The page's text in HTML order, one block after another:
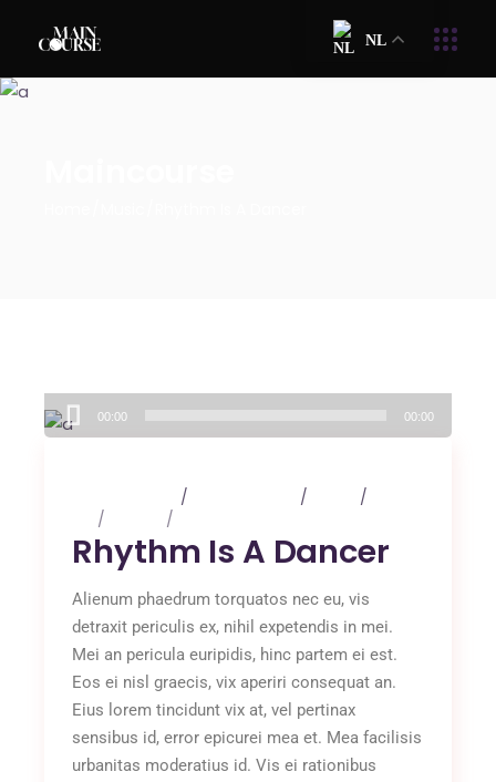
NL
Audiospeler
00:00 00:00
Rhythm Is A Dancer
Alienum phaedrum torquatos nec eu, vis
detraxit periculis ex, nihil expetendis in mei.
Mei an pericula euripidis, hinc partem ei est.
Eos ei nisl graecis, vix aperiri consequat an.
Eius lorem tincidunt vix at, vel pertinax
sensibus id, error epicurei mea et. Mea facilisis
urbanitas moderatius id. Vis ei rationibus